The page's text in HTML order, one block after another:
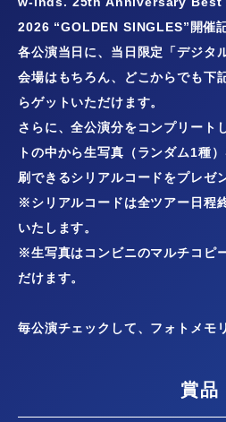
2026 “GOLDEN SINGLES”開催
各公演当日に、当日限定「デジタ
会場はもちろん、どこからでも下
らゲットいただけます。
さらに、全公演分をコンプリート
トの中から生写真（ランダム1種
刷できるシリアルコードをプレゼ
※シリアルコードは全ツアー日程
いたします。
※生写真はコンビニのマルチコピ
だけます。
毎公演チェックして、フォトメモ
賞品